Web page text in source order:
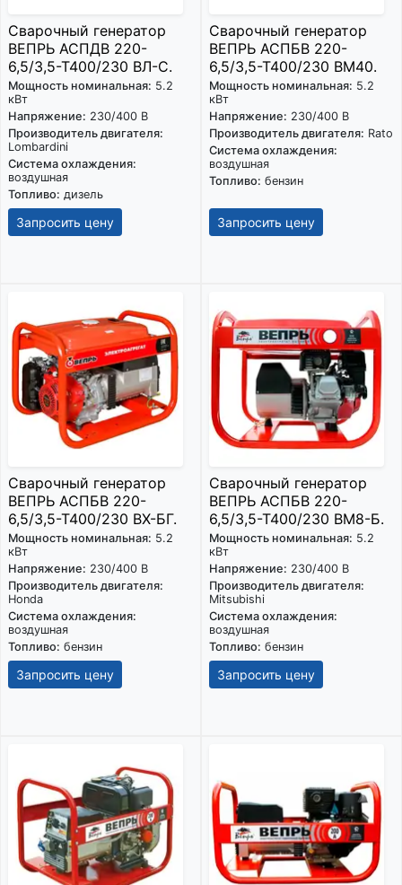
Сварочный генератор
ВЕПРЬ АСПДВ 220-
6,5/3,5-Т400/230 ВЛ-С.
Мощность номинальная: 5.2
кВт
Напряжение: 230/400 В
Производитель двигателя:
Lombardini
Система охлаждения:
воздушная
Топливо: дизель
Запросить цену
Сварочный генератор
ВЕПРЬ АСПБВ 220-
6,5/3,5-Т400/230 ВМ40.
Мощность номинальная: 5.2
кВт
Напряжение: 230/400 В
Производитель двигателя: Rato
Система охлаждения:
воздушная
Топливо: бензин
Запросить цену
Сварочный генератор
ВЕПРЬ АСПБВ 220-
6,5/3,5-Т400/230 ВХ-БГ.
Мощность номинальная: 5.2
кВт
Напряжение: 230/400 В
Производитель двигателя:
Honda
Система охлаждения:
воздушная
Топливо: бензин
Запросить цену
Сварочный генератор
ВЕПРЬ АСПБВ 220-
6,5/3,5-Т400/230 ВМ8-Б.
Мощность номинальная: 5.2
кВт
Напряжение: 230/400 В
Производитель двигателя:
Mitsubishi
Система охлаждения:
воздушная
Топливо: бензин
Запросить цену